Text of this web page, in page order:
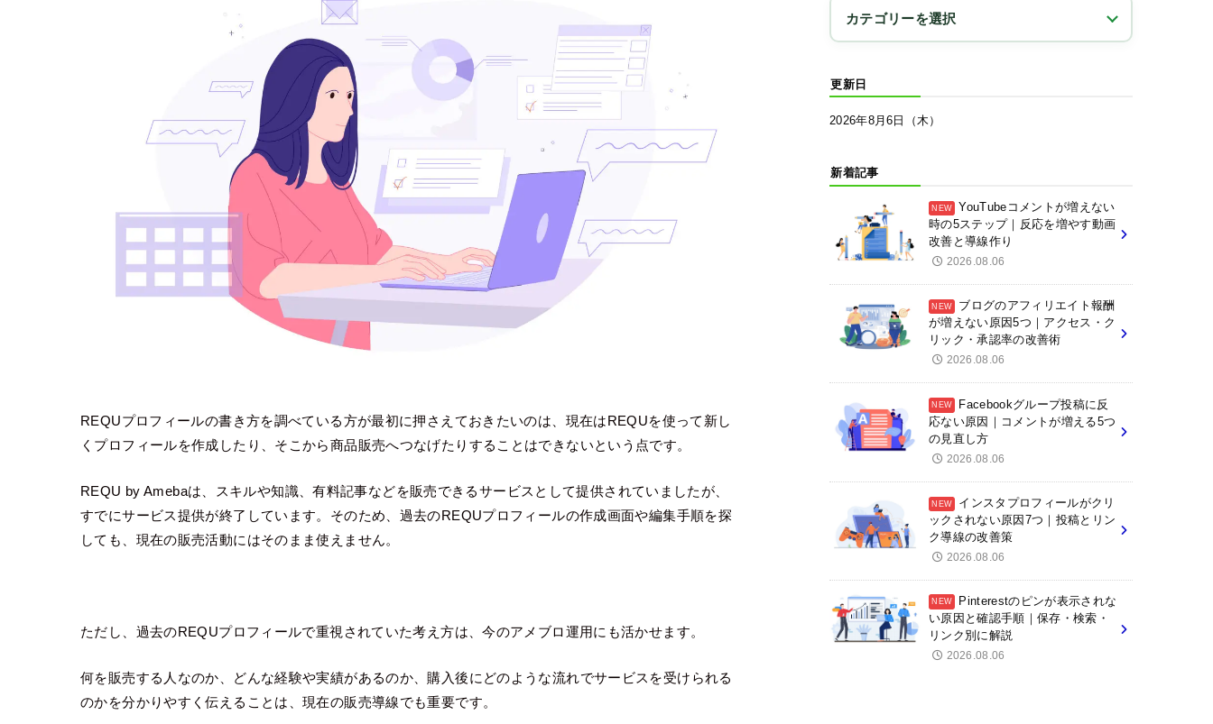
REQUプロフィールの書き方を調べている方が最初に押さえておきたいのは、現在はREQUを使って新し
くプロフィールを作成したり、そこから商品販売へつなげたりすることはできないという点です。
REQU by Amebaは、スキルや知識、有料記事などを販売できるサービスとして提供されていましたが、
すでにサービス提供が終了しています。そのため、過去のREQUプロフィールの作成画面や編集手順を探
しても、現在の販売活動にはそのまま使えません。
ただし、過去のREQUプロフィールで重視されていた考え方は、今のアメブロ運用にも活かせます。
何を販売する人なのか、どんな経験や実績があるのか、購入後にどのような流れでサービスを受けられる
のかを分かりやすく伝えることは、現在の販売導線でも重要です。
更新日
2026年8月6日（木）
新着記事
YouTubeコメントが増えない
時の5ステップ｜反応を増やす動画
改善と導線作り
2026.08.06
ブログのアフィリエイト報酬
が増えない原因5つ｜アクセス・ク
リック・承認率の改善術
2026.08.06
Facebookグループ投稿に反
応ない原因｜コメントが増える5つ
の見直し方
2026.08.06
インスタプロフィールがクリ
ックされない原因7つ｜投稿とリン
ク導線の改善策
2026.08.06
Pinterestのピンが表示されな
い原因と確認手順｜保存・検索・
リンク別に解説
2026.08.06